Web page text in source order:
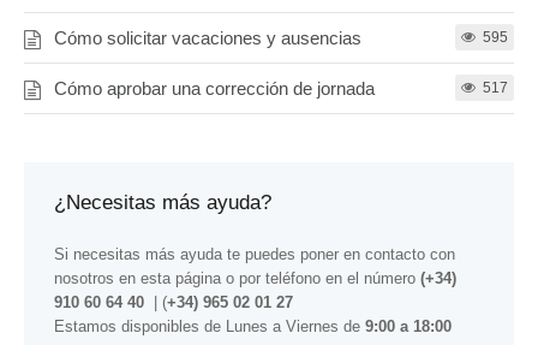
Cómo solicitar vacaciones y ausencias 595
Cómo aprobar una corrección de jornada 517
¿Necesitas más ayuda?
Si necesitas más ayuda te puedes poner en contacto con
nosotros en esta páginao por teléfono en el número (+34)
910 60 64 40
| (+34) 965 02 01 27
Estamos disponibles de Lunes a Viernes de 9:00 a 18:00